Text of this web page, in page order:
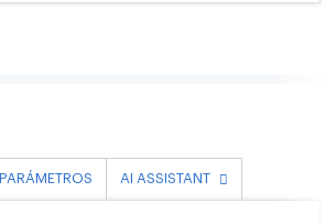
PARÁMETROS AI ASSISTANT